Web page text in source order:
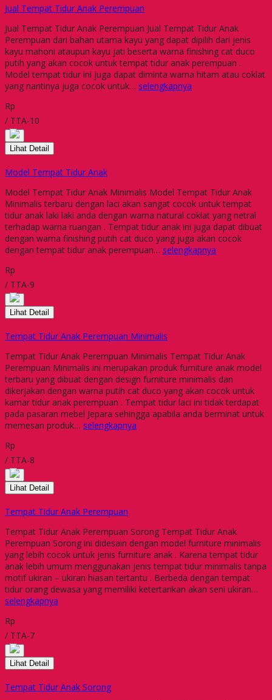
Jual Tempat Tidur Anak Perempuan
Jual Tempat Tidur Anak Perempuan Jual Tempat Tidur Anak
Perempuan dari bahan utama kayu yang dapat dipilih dari jenis
kayu mahoni ataupun kayu jati beserta warna finishing cat duco
putih yang akan cocok untuk tempat tidur anak perempuan .
Model tempat tidur ini juga dapat diminta warna hitam atau coklat
yang nantinya juga cocok untuk… selengkapnya
Rp
/ TTA-10
Lihat Detail
Model Tempat Tidur Anak
Model Tempat Tidur Anak Minimalis Model Tempat Tidur Anak
Minimalis terbaru dengan laci akan sangat cocok untuk tempat
tidur anak laki laki anda dengan warna natural coklat yang netral
terhadap warna ruangan . Tempat tidur anak ini juga dapat dibuat
dengan warna finishing putih cat duco yang juga akan cocok
dengan tempat tidur anak perempuan… selengkapnya
Rp
/ TTA-9
Lihat Detail
Tempat Tidur Anak Perempuan Minimalis
Tempat Tidur Anak Perempuan Minimalis Tempat Tidur Anak
Perempuan Minimalis ini merupakan produk furniture anak model
terbaru yang dibuat dengan design furniture minimalis dan
dikerjakan dengan warna putih cat duco yang akan cocok untuk
kamar tidur anak perempuan . Tempat tidur laci ini tidak terdapat
pada pasaran mebel Jepara sehingga apabila anda berminat untuk
memesan produk… selengkapnya
Rp
/ TTA-8
Lihat Detail
Tempat Tidur Anak Perempuan
Tempat Tidur Anak Perempuan Sorong Tempat Tidur Anak
Perempuan Sorong ini didesain dengan model furniture minimalis
yang lebih cocok untuk jenis furniture anak . Karena tempat tidur
anak lebih umum menggunakan jenis tempat tidur minimalis tanpa
motif ukiran – ukiran hiasan tertantu . Berbeda dengan tempat
tidur orang dewasa yang memiliki ketertarikan akan seni ukiran…
selengkapnya
Rp
/ TTA-7
Lihat Detail
Tempat Tidur Anak Sorong